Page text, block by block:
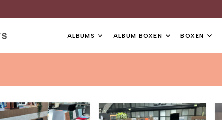
ALBUMS ALBUM BOXEN BOXEN